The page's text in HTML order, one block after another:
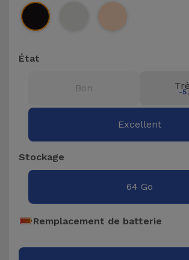
tout
Téléphone
Portefeuilles,
Accessoires
Auto et
État
Bon -
Excellent
Stockage
64 Go
Remplacement de batterie